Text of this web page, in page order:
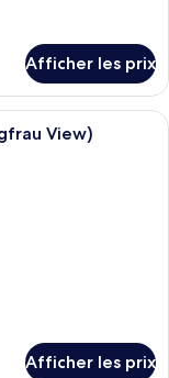
Afficher les prix
à coucher avec un
View)
Afficher les prix